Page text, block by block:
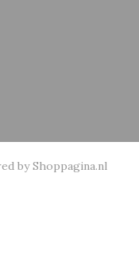
by Shoppagina.nl